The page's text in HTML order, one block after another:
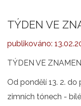
TÝDEN VE
publikováno:
TÝDEN VE
Od pondělí 13. 2. do
zimních tónech -